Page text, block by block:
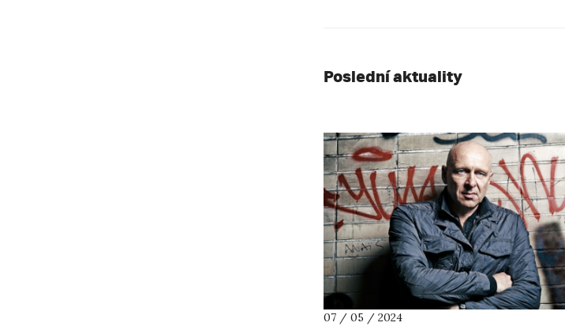
Poslední aktuality
07 / 05 / 2024